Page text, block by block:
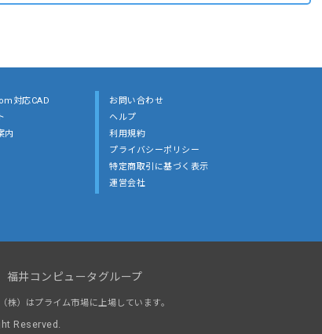
対応CAD
内
お問い合わせ
ヘルプ
利用規約
プライバシーポリシー
特定商取引に基づく表示
運営会社
福井コンピュータグループ
）はプライム市場に上場しています。
Reserved.